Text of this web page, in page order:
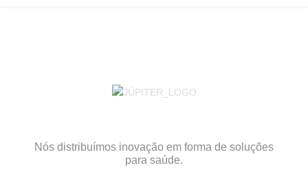
Nós distribuímos inovação em forma de soluções
para saúde.